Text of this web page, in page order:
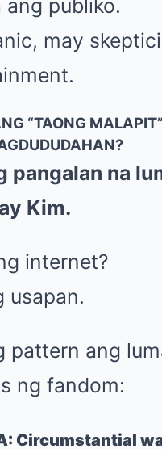
ang publiko.
may
“TAONG
pangalan na
Kim.
internet?
usapan.
pattern ang
ng fandom:
A: Circumstantial